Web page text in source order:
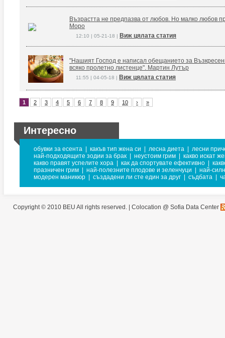
Възрастта не предпазва от любов. Но малко любов
Моро
12:10 | 05-21-18 | Виж цялата статия
"Нашият Господ е написал обещанието за
всяко пролетно листенце". Мартин Лутър
11:55 | 04-05-18 | Виж цялата статия
1 2 3 4 5 6 7 8 9 10 › »
Интересно
обувки за есента какъв тип жена си лесна диета
лесни
най-подходящите зодии за брак
неустоим грим
какво искат
какво правят успелите хора
как да спортувате ефективно
празничен грим
най-полезните плодове и зеленчуци
най-
модерен маникюр
създадени ли сте един за друг съдбата
Copyright © 2010 BEU All rights reserved. | Colocation @ Sofia Data Center